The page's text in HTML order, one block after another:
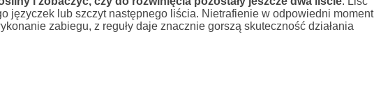
języczek lub szczyt następnego liścia. Nietrafienie w odpowiedni moment
zabiegu, z reguły daje znacznie gorszą skuteczność działania